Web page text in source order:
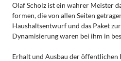
Olaf Scholz ist ein wahrer Meister
formen, die von allen Seiten
Haushaltsentwurf und das Paket
Dynamisierung waren bei ihm in
Erhalt und Ausbau der